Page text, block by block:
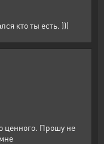
кто ты есть. )))
ценного. Прошу не